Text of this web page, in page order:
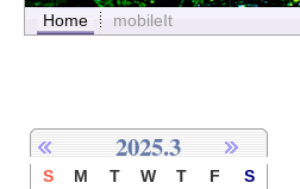
Home mobileIt
2025.3
S M T W T F S